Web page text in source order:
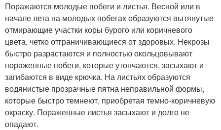
Поражаются молодые побеги и листья. Весной или в
начале лета на молодых побегах образуются вытянутые
отмирающие участки коры бурого или коричневого
цвета, четко отграничивающиеся от здоровых. Некрозы
быстро разрастаются и полностью окольцовывают
пораженные побеги, которые утончаются, засыхают и
загибаются в виде крючка. На листьях образуются
водянистые прозрачные пятна неправильной формы,
которые быстро темнеют, приобретая темно-коричневую
окраску. Пораженные листья засыхают и долго не
опадают.